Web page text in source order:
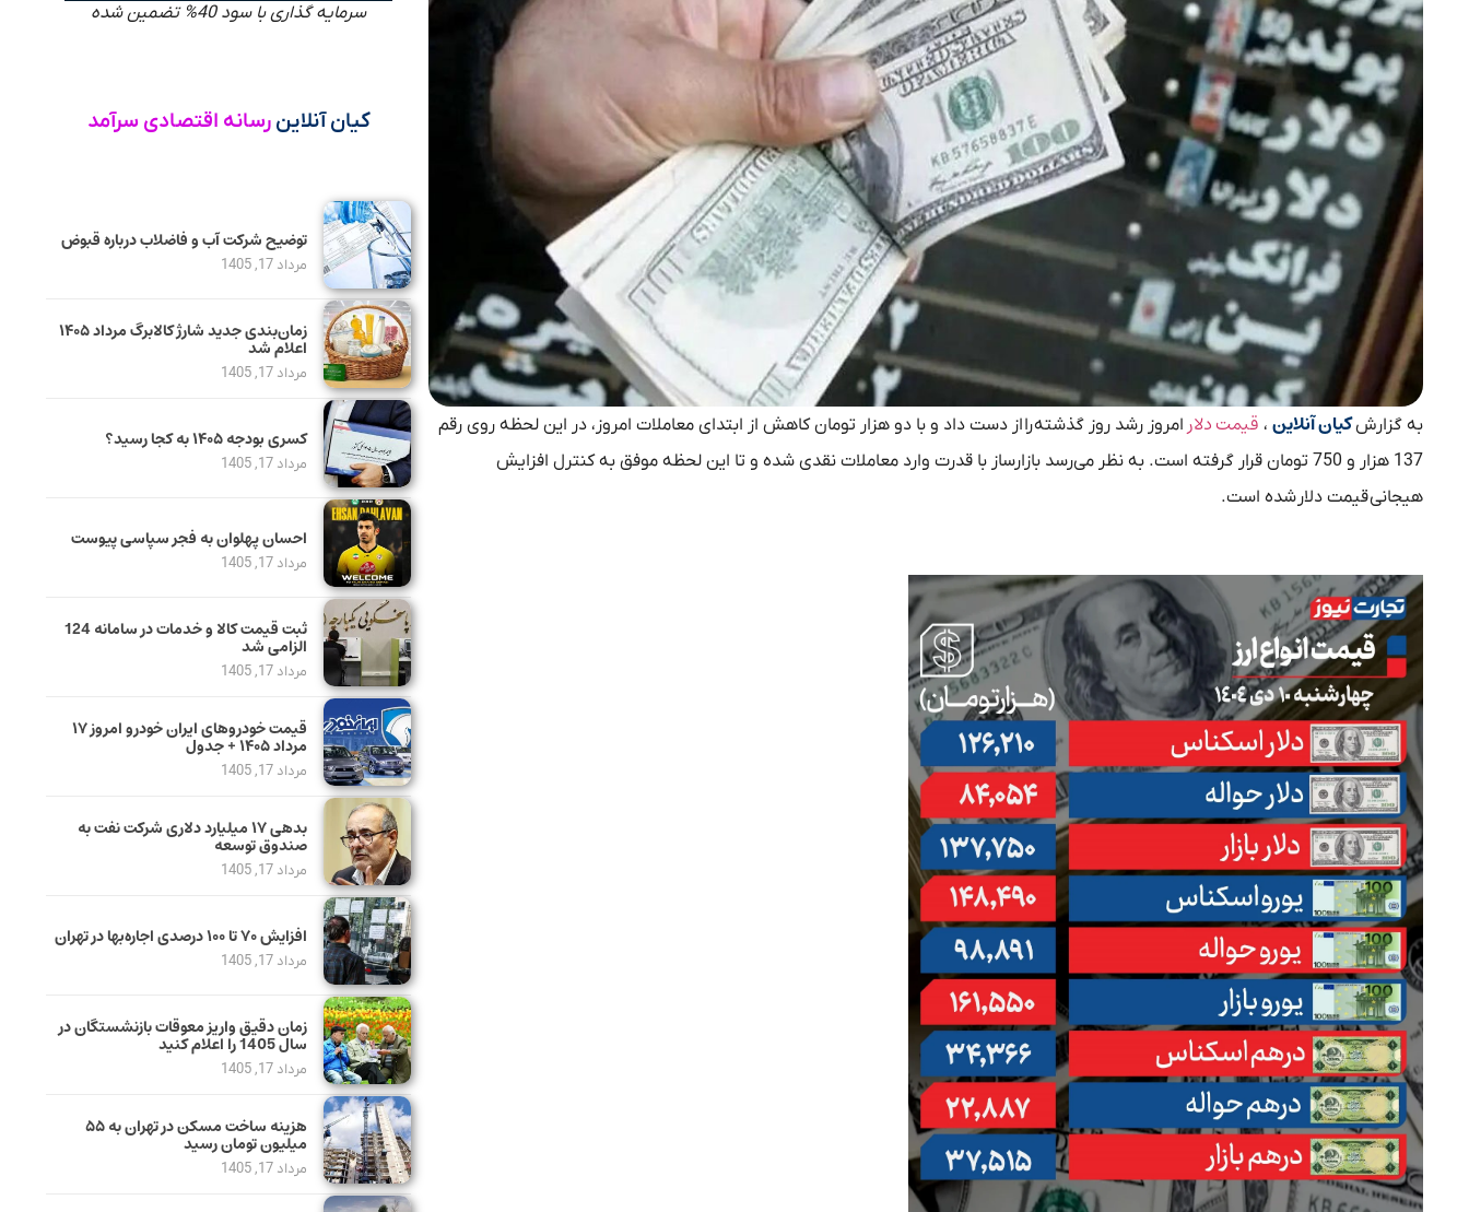
به گزارشکیان آنلاین ، قیمت دلار امروز رشد روز گذشته را از دست داد و با دو هزار تومان کاهش از ابتدای معاملات امروز، در این لحظه روی رقم
137 هزار و 750 تومان قرار گرفته است. به نظر می‌رسد بازارساز با قدرت وارد معاملات نقدی شده و تا این لحظه موفق به کنترل افزایش
هیجانی قیمت دلار شده است.
سرمایه گذاری با سود 40% تضمین شده
کیان آنلاین رسانه اقتصادی سرآمد
توضیح شرکت آب و فاضلاب درباره قبوض
مرداد 17, 1405
زمان‌بندی جدید شارژ کالابرگ مرداد ۱۴۰۵
اعلام شد
مرداد 17, 1405
کسری بودجه ۱۴۰۵ به کجا رسید؟
مرداد 17, 1405
احسان پهلوان به فجر سپاسی پیوست
مرداد 17, 1405
ثبت قیمت کالا و خدمات در سامانه 124
الزامی شد
مرداد 17, 1405
قیمت خودرو‌های ایران خودرو امروز ۱۷
مرداد ۱۴۰۵ + جدول
مرداد 17, 1405
بدهی ١٧ میلیارد دلاری شرکت نفت به
صندوق توسعه
مرداد 17, 1405
افزایش ۷۰ تا ۱۰۰ درصدی اجاره‌بها در تهران
مرداد 17, 1405
زمان دقیق واریز معوقات بازنشستگان در
سال 1405 را اعلام کنید
مرداد 17, 1405
هزینه ساخت مسکن در تهران به ۵۵
میلیون تومان رسید
مرداد 17, 1405